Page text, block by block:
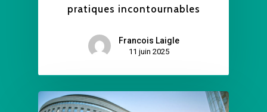
pratiques incontournables
Francois Laigle
11 juin 2025